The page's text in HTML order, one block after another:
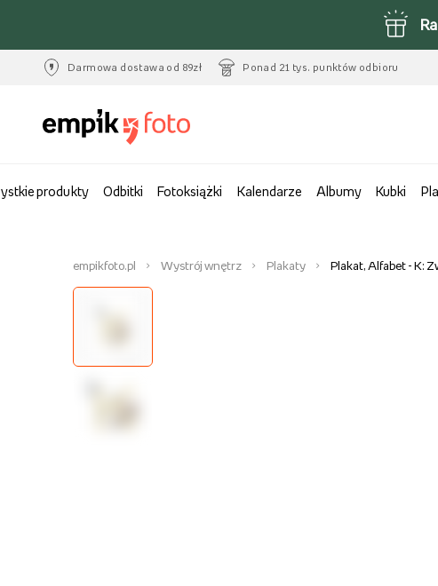
Darmowa dostawa od 89zł Ponad 21 tys. punktów odbioru
produkty Odbitki Fotoksiążki Kalendarze Albumy Kubki
empikfoto.pl Wystrój wnętrz Plakaty Plakat, Alfabet - K: